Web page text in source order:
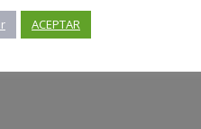
ACEPTAR